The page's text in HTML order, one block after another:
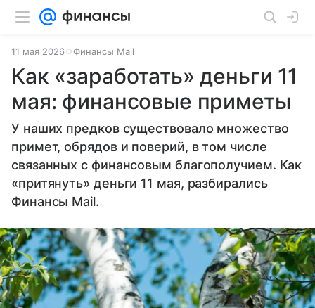
11 мая 2026 Финансы Mail
Как «заработать» деньги 11
мая: финансовые приметы
У наших предков существовало множество
примет, обрядов и поверий, в том числе
связанных с финансовым благополучием. Как
«притянуть» деньги 11 мая, разбирались
Финансы Mail.